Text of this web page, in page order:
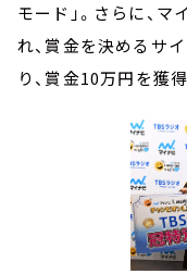
モード」。さらに、
れ、賞金を決めるサ
り、賞金10万円を獲